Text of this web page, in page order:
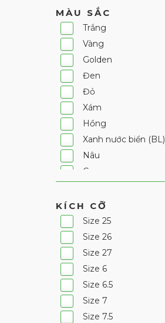
MÀU SẮC
Trắng
Vàng
Golden
Đen
Đỏ
Xám
Hồng
Xanh nước biển (BL)
Nâu
Cam
Màu khác
Xanh lá cây
Xanh nước biển đậm
KÍCH CỠ
Size 25
Size 26
Size 27
Size 6
Size 6.5
Size 7
Size 7.5